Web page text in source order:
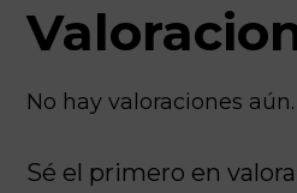
No hay valoraciones aún.
Sé el primero en